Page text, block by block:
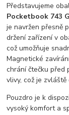
Představujeme
Pocketbook 743
je navržen přesně
držení zařízení v
což umožňuje
Magnetické
chrání čtečku před
vlivy, což je
Pouzdro je k
vysoký komfort a